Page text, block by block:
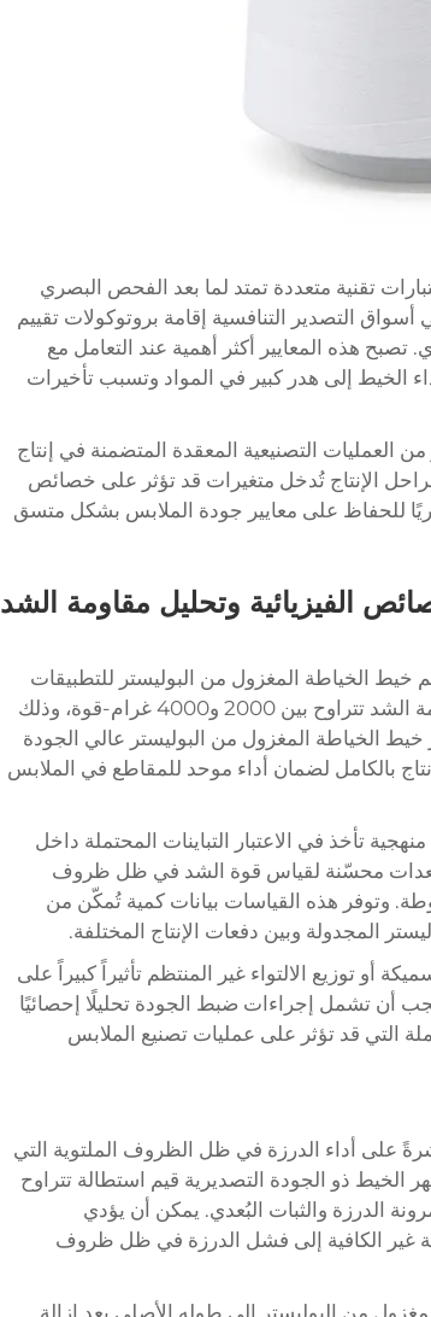
تقنية متعددة تمتد لما بعد الفحص البصري
التصدير التنافسية إقامة بروتوكولات تقييم
تصبح هذه المعايير أكثر أهمية عند التعامل مع
الخيط إلى هدر كبير في المواد وتسبب تأخيرات
العمليات التصنيعية المعقدة المتضمنة في إنتاج
الإنتاج تُدخل متغيرات قد تؤثر على خصائص
للحفاظ على معايير جودة الملابس بشكل متسق
الفيزيائية وتحليل مقاومة الشد
الخياطة المغزول من البوليستر للتطبيقات
التصديرية. وعادةً ما تتطلب معايير الصناعة قيمًا دنيا لمقاومة الشد تتراوح بين 2000 و4000 غرام-قوة، وذلك
الخياطة المغزول من البوليستر عالي الجودة
بالكامل لضمان أداء موحد للمقاطع في الملابس
تأخذ في الاعتبار التباينات المحتملة داخل
معدات محسّنة لقياس قوة الشد في ظل ظروف
وتوفر هذه القياسات بيانات كمية تُمكّن من
المجدولة وبين دفعات الإنتاج المختلفة.
أو توزيع الالتواء غير المنتظم تأثيراً كبيراً على
أن تشمل إجراءات ضبط الجودة تحليلًا إحصائيًا
التي قد تؤثر على عمليات تصنيع الملابس
على أداء الدرزة في ظل الظروف الملتوية التي
الخيط ذو الجودة التصديرية قيم استطالة تتراوح
بين مرونة الدرزة والثبات البُعدي. يمكن أن يؤدي
غير الكافية إلى فشل الدرزة في ظل ظروف
من البوليستر إلى طوله الأصلي بعد إزالة